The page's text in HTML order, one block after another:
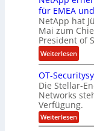
e
i
n
e
L
ö
s
u
n
g
i
r
d
F
i
n
a
n
z
c
h
n
e
e
r
i
n
g
-
S
p
für EMEA
NetApp hat
Mai zum
President of
Weiterlesen:
N
e
t
A
p
p
OT-
Die Stellar-
Networks
Verfügung.
Weiterlesen:
O